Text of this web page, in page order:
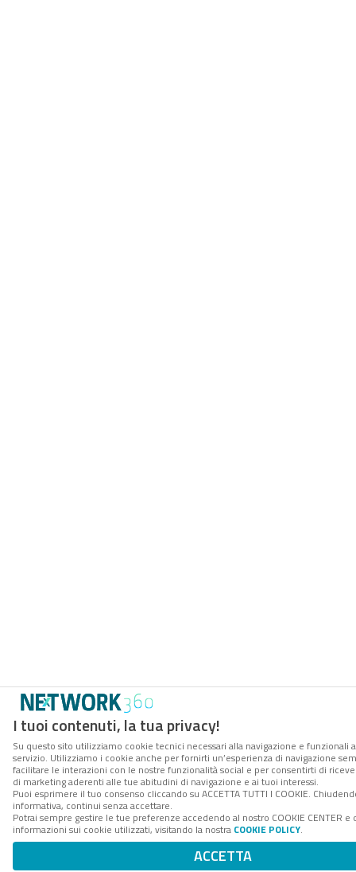
I tuoi contenuti, la tua privacy!
Su questo sito utilizziamo cookie tecnici necessari alla navigazione e funzionali
servizio. Utilizziamo i cookie anche per fornirti un’esperienza di navigazione
facilitare le interazioni con le nostre funzionalità social e per consentirti di
di marketing aderenti alle tue abitudini di navigazione e ai tuoi interessi.
Puoi esprimere il tuo consenso cliccando su ACCETTA TUTTI I COOKIE.
informativa, continui senza accettare.
Potrai sempre gestire le tue preferenze accedendo al nostro COOKIE CENTER
informazioni sui cookie utilizzati, visitando la nostra COOKIE POLICY.
ACCETTA